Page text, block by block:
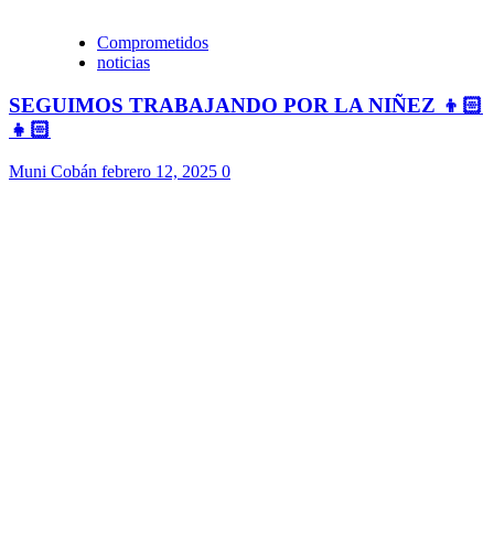
Comprometidos
noticias
SEGUIMOS TRABAJANDO POR LA NIÑEZ 👦🏻
👧🏻
Muni Cobán febrero 12, 2025 0